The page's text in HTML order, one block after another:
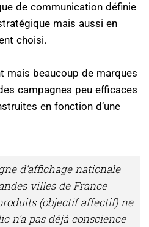
de communication définie
mais aussi en
choisi.
mais beaucoup de marques
campagnes peu efficaces
en fonction d’une
d’affichage nationale
villes de France
(objectif affectif) ne
n’a pas déjà conscience